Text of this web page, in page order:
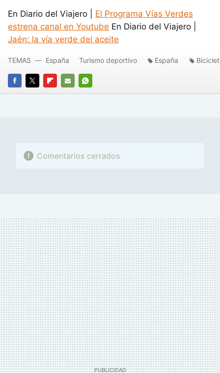
En Diario del Viajero | El Programa Vías Verdes
estrena canal en Youtube En Diario del Viajero |
Jaén: la vía verde del aceite
FACEBOOK
TWITTERFLIPBOARD
E-
WHATSAPP
TEMAS España Turismo deportivo España
Comentarios cerrados